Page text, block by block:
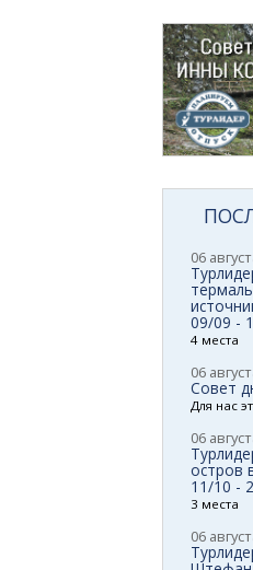
06
09/09 -
4 места
06
Совет
Для нас
06
остров
11/10 -
3 места
06